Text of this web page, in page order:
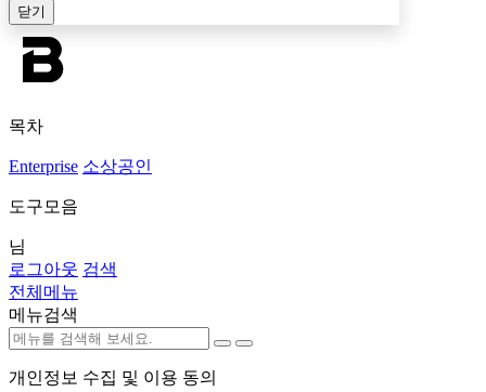
닫기
목차
Enterprise 소상공인
도구모음
님
로그아웃 검색
전체메뉴
메뉴검색
개인정보 수집 및 이용 동의